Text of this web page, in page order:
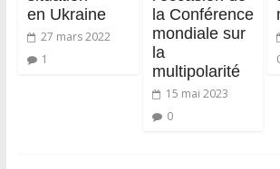
en Ukraine
27 mars 2022
1
la Conférence
mondiale sur
la
multipolarité
15 mai 2023
0